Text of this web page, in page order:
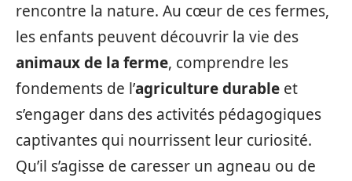
rencontre la nature. Au cœur de ces fermes,
les enfants peuvent découvrir la vie des
animaux de la ferme, comprendre les
fondements de l’agriculture durable et
s’engager dans des activités pédagogiques
captivantes qui nourrissent leur curiosité.
Qu’il s’agisse de caresser un agneau ou de